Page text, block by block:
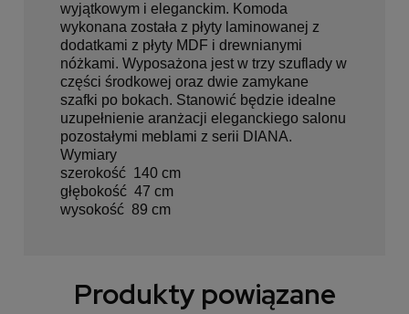
wyjątkowym i eleganckim. Komoda
wykonana została z płyty laminowanej z
dodatkami z płyty MDF i drewnianymi
nóżkami. Wyposażona jest w trzy szuflady w
części środkowej oraz dwie zamykane
szafki po bokach. Stanowić będzie idealne
uzupełnienie aranżacji eleganckiego salonu
pozostałymi meblami z serii DIANA.
Wymiary
szerokość 140 cm
głębokość 47 cm
wysokość 89 cm
Produkty powiązane